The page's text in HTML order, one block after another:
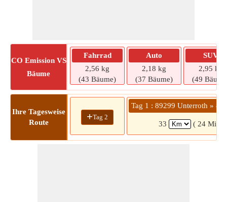
CO Emission VS
Bäume
Fahrrad
2,56 kg
(43 Bäume)
Auto
2,18 kg
(37 Bäume)
SUV
2,95 kg
(49
Ihre Tagesweise
Route
+Tag 2
Tag 1 : 89299 Unterroth » 87
33 ( 24 Min.)